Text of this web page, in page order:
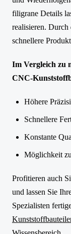
filigrane Details
realisieren. Durch
schnellere
Im Vergleich zu
CNC-
Höhere
Schnellere
Konstante
Möglichkeit
Profitieren auch
und lassen Sie
Spezialisten